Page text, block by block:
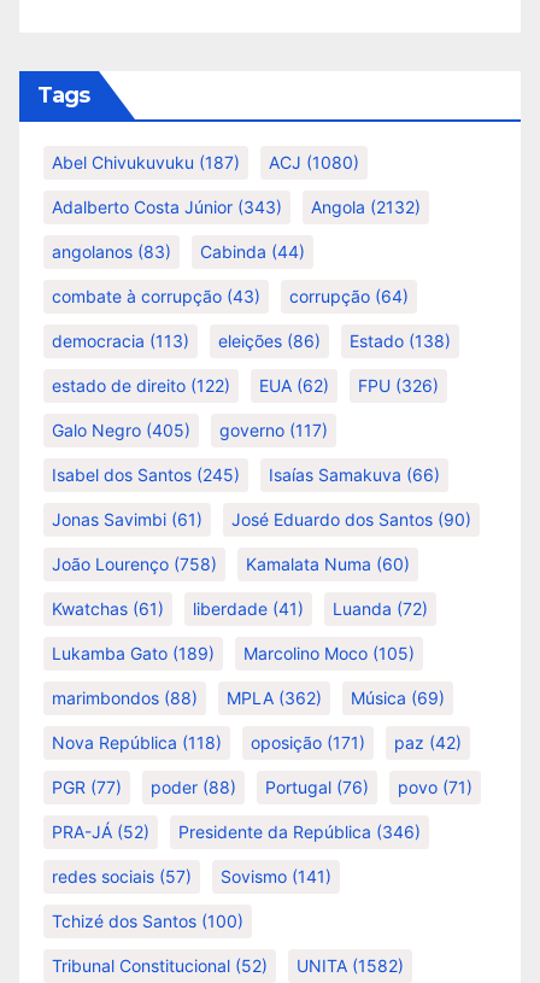
Tags
Abel Chivukuvuku (187) ACJ (1080)
Adalberto Costa Júnior (343) Angola (2132)
angolanos (83) Cabinda (44)
combate à corrupção (43) corrupção (64)
democracia (113) eleições (86) Estado (138)
estado de direito (122) EUA (62) FPU (326)
Galo Negro (405) governo (117)
Isabel dos Santos (245) Isaías Samakuva (66)
Jonas Savimbi (61) José Eduardo dos Santos (90)
João Lourenço (758) Kamalata Numa (60)
Kwatchas (61) liberdade (41) Luanda (72)
Lukamba Gato (189) Marcolino Moco (105)
marimbondos (88) MPLA (362) Música (69)
Nova República (118) oposição (171) paz (42)
PGR (77) poder (88) Portugal (76) povo (71)
PRA-JÁ (52) Presidente da República (346)
redes sociais (57) Sovismo (141)
Tchizé dos Santos (100)
Tribunal Constitucional (52) UNITA (1582)